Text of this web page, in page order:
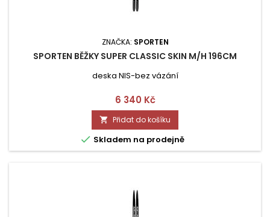
ZNAČKA: SPORTEN
SPORTEN BĚŽKY SUPER CLASSIC SKIN M/H 196CM
deska NIS-bez vázání
Cena
6 340 Kč
 Přidat do košíku
 Skladem na prodejně